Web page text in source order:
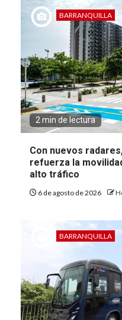
BARRANQUILLA
2 min de lectura
Con nuevos
refuerza la
alto tráfico
6 de agosto de 2026
BARRANQUILLA